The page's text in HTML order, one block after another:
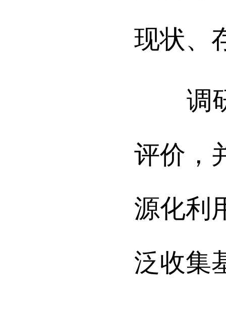
现状、
调研
评价，
源化利
泛收集